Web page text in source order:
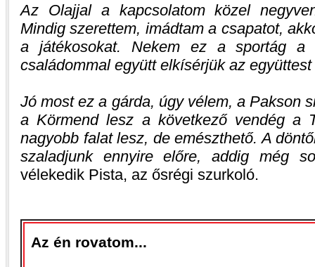
Az Olajjal a kapcsolatom közel
Mindig szerettem, imádtam a csapatot,
a játékosokat. Nekem ez a sportág a
családommal együtt elkísérjük az
Jó most ez a gárda, úgy vélem, a Pakson
a Körmend lesz a következő vendég a
nagyobb falat lesz, de emészthető. A
szaladjunk ennyire előre, addig még
vélekedik Pista, az ősrégi szurkoló.
Az én rovatom...